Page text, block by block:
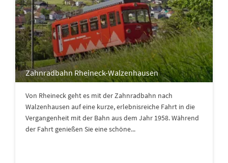
Zahnradbahn Rheineck-Walzenhausen
Von Rheineck geht es mit der Zahnradbahn nach
Walzenhausen auf eine kurze, erlebnisreiche Fahrt in die
Vergangenheit mit der Bahn aus dem Jahr 1958. Während
der Fahrt genießen Sie eine schöne...